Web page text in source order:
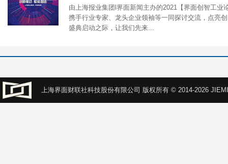
由上海报业集团l界面新闻主办的2021【界面创智工业
携手行业专家、龙头企业领袖等一同探讨交流，点亮
盛典启动之际，让我们先来...
上海界面财联社科技股份有限公司 版权所有 © 2014-2026